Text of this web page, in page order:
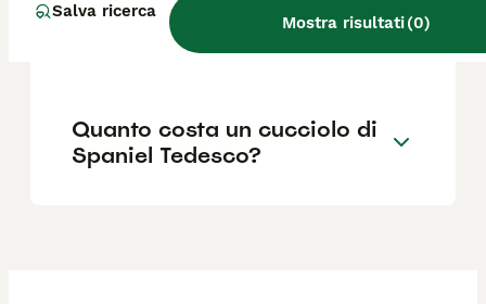
Salva ricerca
Mostra risultati(0)
Quali sono i difetti del cane
Pastore Tedesco?
Quanto costa un cucciolo di
Spaniel Tedesco?